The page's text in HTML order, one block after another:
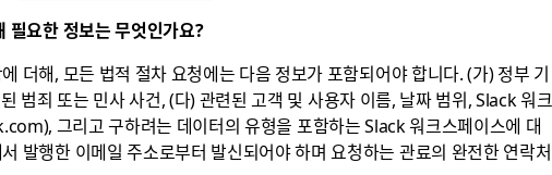
요한 정보는 무엇인가요?
더해, 모든 법적 절차 요청에는 다음 정보가 포함되어야 합니다. (가) 정부 기
범죄 또는 민사 사건, (다) 관련된 고객 및 사용자 이름, 날짜 범위, Slack 워크
그리고 구하려는 데이터의 유형을 포함하는 Slack 워크스페이스에 대
발행한 이메일 주소로부터 발신되어야 하며 요청하는 관료의 완전한 연락처